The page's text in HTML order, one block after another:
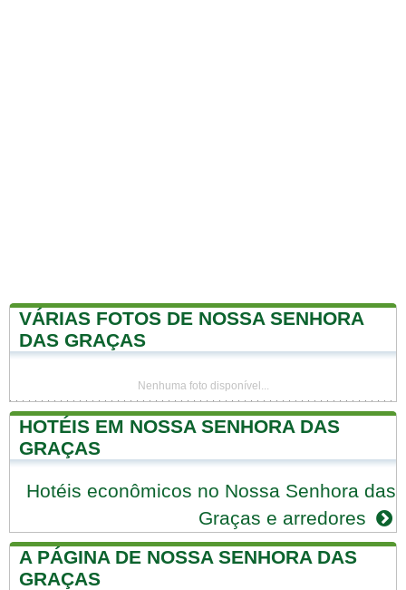
VÁRIAS FOTOS DE NOSSA SENHORA
DAS GRAÇAS
Nenhuma foto disponível...
HOTÉIS EM NOSSA SENHORA DAS
GRAÇAS
Hotéis econômicos no Nossa Senhora das
Graças e arredores
A PÁGINA DE NOSSA SENHORA DAS
GRAÇAS